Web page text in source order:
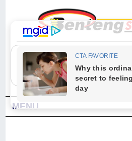
"Sesungguhnya Allah dan para malaikat-
Wahai orang-orang yang beriman,
ucapkanlah salam dengan penuh
Ahzab Ayat 56)
MENU